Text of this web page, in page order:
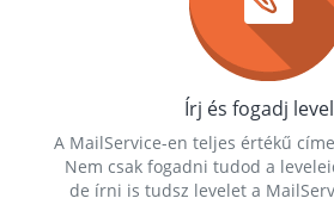
Írj és fogadj
A MailService-en teljes értékű
Nem csak fogadni tudod a
de írni is tudsz levelet a